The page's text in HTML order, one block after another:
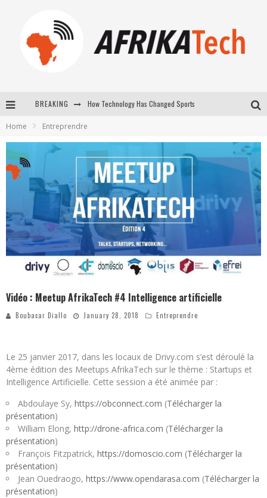
BREAKING
New to online sports betting? Consider These Tips to Play Your First Online Sports Betting Successfully
Home Entreprendre
Vidéo : Meetup AfrikaTech #4 Intelligence artificielle
Boubacar Diallo January 28, 2018 Entreprendre
Le 25 janvier 2017, dans les locaux de Drivy.com s’est déroulé la
4ème édition des Meetups AfrikaTech sur le thème : Startups et
Intelligence Artificielle. Cette session a été animée par :
Abdoulaye Sy, https://obconnect.com (Télécharger la
présentation)
William Elong, http://drone-africa.com (Télécharger la
présentation)
François Fitzpatrick, https://domoscio.com (Télécharger la
présentation)
Jean Ouedraogo, https://www.opendarasa.com (Télécharger la
présentation)